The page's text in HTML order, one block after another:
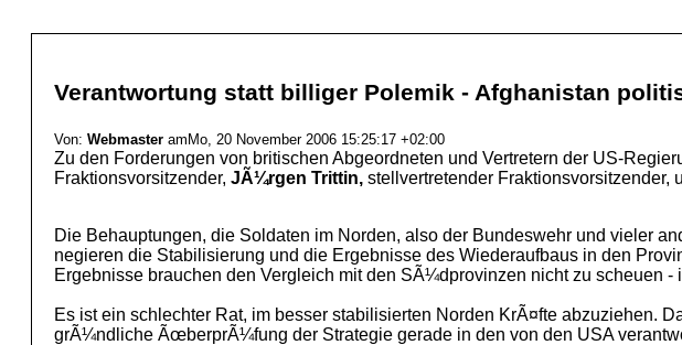
Verantwortung statt billiger Polemik - Afghanistan
Von: Webmaster amMo, 20 November 2006 15:25:17 +02:00
Zu den Forderungen von britischen Abgeordneten und Vertretern der US-
Fraktionsvorsitzender, JÃ¼rgen Trittin, stellvertretender Fraktionsvorsitzender,
Die Behauptungen, die Soldaten im Norden, also der Bundeswehr und vieler
negieren die Stabilisierung und die Ergebnisse des Wiederaufbaus in den
Ergebnisse brauchen den Vergleich mit den SÃ¼dprovinzen nicht zu scheuen -
Es ist ein schlechter Rat, im besser stabilisierten Norden KrÃ¤fte abzuziehen.
grÃ¼ndliche ÃœberprÃ¼fung der Strategie gerade in den von den USA